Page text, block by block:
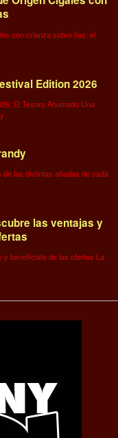
con crianza sobre lías: el
Edition 2026
El Tesoro Ahumado Una
las distintas añadas de cada
las ventajas y
y benefíciate de las ofertas La